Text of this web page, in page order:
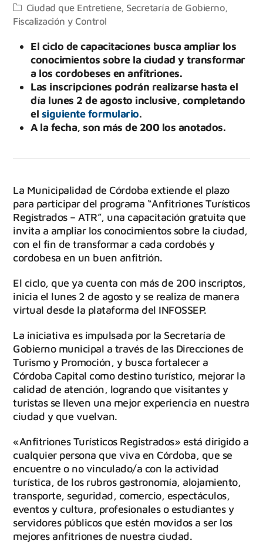
Ciudad que Entretiene, Secretaría de Gobierno,
Fiscalización y Control
El ciclo de capacitaciones busca ampliar los
conocimientos sobre la ciudad y transformar
a los cordobeses en anfitriones.
Las inscripciones podrán realizarse hasta el
día lunes 2 de agosto inclusive, completando
el siguiente formulario.
A la fecha, son más de 200 los anotados.
La Municipalidad de Córdoba extiende el plazo
para participar del programa “Anfitriones Turísticos
Registrados – ATR”, una capacitación gratuita que
invita a ampliar los conocimientos sobre la ciudad,
con el fin de transformar a cada cordobés y
cordobesa en un buen anfitrión.
El ciclo, que ya cuenta con más de 200 inscriptos,
inicia el lunes 2 de agosto y se realiza de manera
virtual desde la plataforma del INFOSSEP.
La iniciativa es impulsada por la Secretaría de
Gobierno municipal a través de las Direcciones de
Turismo y Promoción, y busca fortalecer a
Córdoba Capital como destino turístico, mejorar la
calidad de atención, logrando que visitantes y
turistas se lleven una mejor experiencia en nuestra
ciudad y que vuelvan.
«Anfitriones Turísticos Registrados» está dirigido a
cualquier persona que viva en Córdoba, que se
encuentre o no vinculado/a con la actividad
turística, de los rubros gastronomía, alojamiento,
transporte, seguridad, comercio, espectáculos,
eventos y cultura, profesionales o estudiantes y
servidores públicos que estén movidos a ser los
mejores anfitriones de nuestra ciudad.